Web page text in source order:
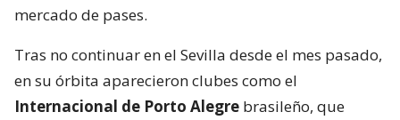
mercado de pases.
Tras no continuar en el Sevilla desde el mes pasado,
en su órbita aparecieron clubes como el
Internacional de Porto Alegre brasileño, que